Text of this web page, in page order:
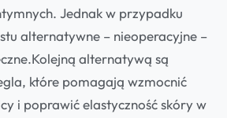
Jednak w przypadku
alternatywne – nieoperacyjne –
alternatywą są
które pomagają wzmocnić
i poprawić elastyczność skóry w